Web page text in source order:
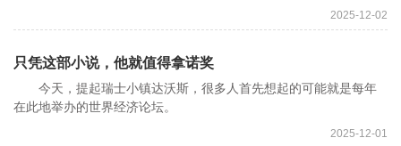
2025-12-02
只凭这部小说，他就值得拿诺奖
今天，提起瑞士小镇达沃斯，很多人首先想起的可能就是每年
在此地举办的世界经济论坛。
2025-12-01